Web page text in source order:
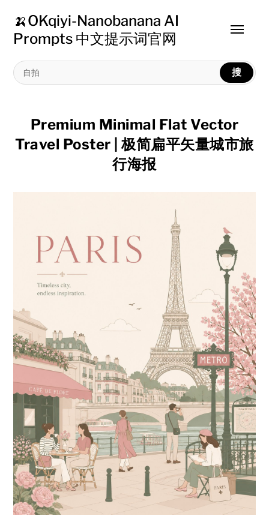
🍌OKqiyi-Nanobanana AI
Prompts 中文提示词官网
搜
Toggle
Premium Minimal Flat Vector
Travel Poster | 极简扁平矢量城市旅
行海报